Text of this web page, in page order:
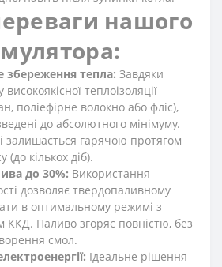
нашого
тепла: Завдяки
теплоізоляції
поліефірне волокно або фліс),
до абсолютного мінімуму.
залишається гарячою протягом
(до кількох діб).
до 30%: Використання
дозволяє твердопаливному
в оптимальному режимі з
ККД. Паливо згоряє повністю, без
смол.
Ідеальне рішення